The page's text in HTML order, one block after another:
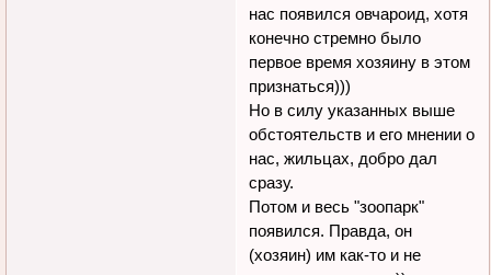
нас появился овчароид, хотя
конечно стремно было
первое время хозяину в этом
признаться)))
Но в силу указанных выше
обстоятельств и его мнении о
нас, жильцах, добро дал
сразу.
Потом и весь "зоопарк"
появился. Правда, он
(хозяин) им как-то и не